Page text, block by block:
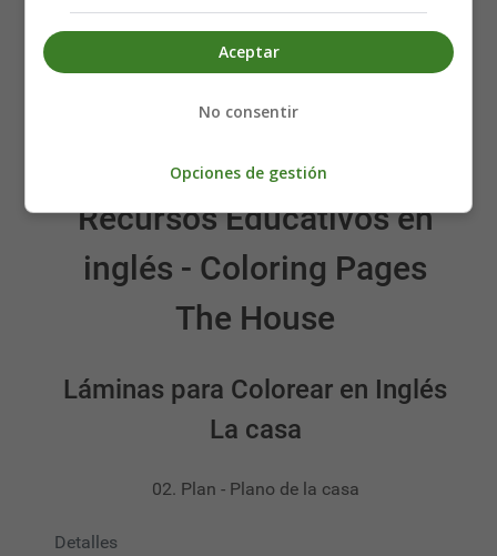
Recursos Educativos en
inglés - Coloring Pages
The House
Láminas para Colorear en Inglés
La casa
02. Plan - Plano de la casa
Detalles
Aceptar
No consentir
Opciones de gestión